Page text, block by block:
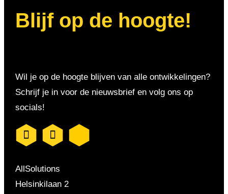
Blijf op de hoogte!
Wil je op de hoogte blijven van alle ontwikkelingen?
Schrijf je in voor de nieuwsbrief en volg ons op
socials!
AllSolutions
Helsinkilaan 2